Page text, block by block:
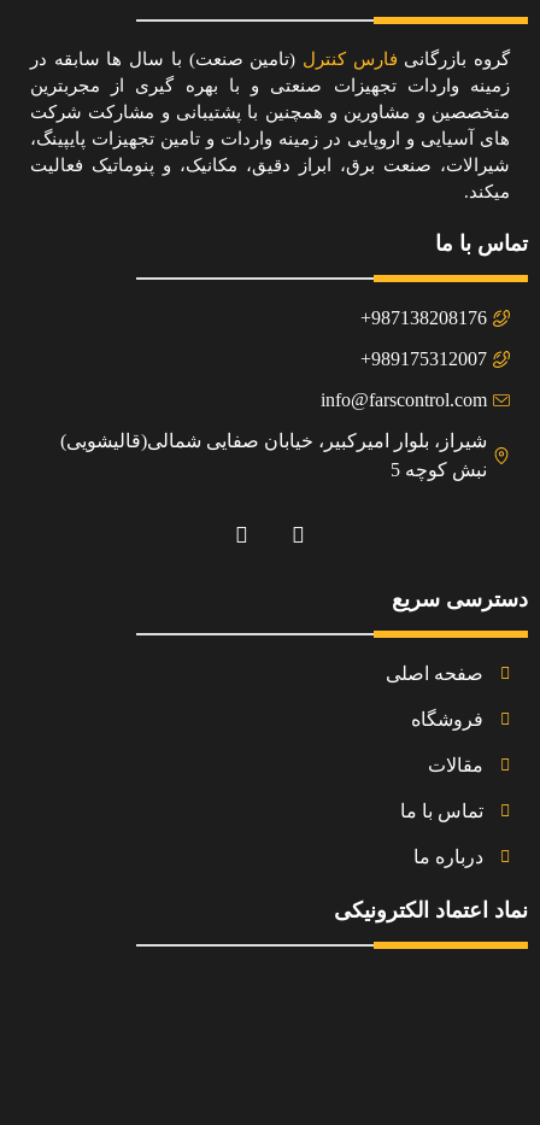
گروه بازرگانی فارس کنترل (تامین صنعت) با سال ها سابقه در
زمینه واردات تجهیزات صنعتی و با بهره گیری از مجربترین
متخصصین و مشاورین و همچنین با پشتیبانی و مشارکت شرکت
های آسیایی و اروپایی در زمینه واردات و تامین تجهیزات پایپینگ،
شیرالات، صنعت برق، ابراز دقیق، مکانیک، و پنوماتیک فعالیت
میکند.
تماس با ما
987138208176+
989175312007+
info@farscontrol.com
شیراز، بلوار امیرکبیر، خیابان صفایی شمالی(قالیشویی)
نبش کوچه 5
دسترسی سریع
صفحه اصلی
فروشگاه
مقالات
تماس با ما
درباره ما
نماد اعتماد الکترونیکی